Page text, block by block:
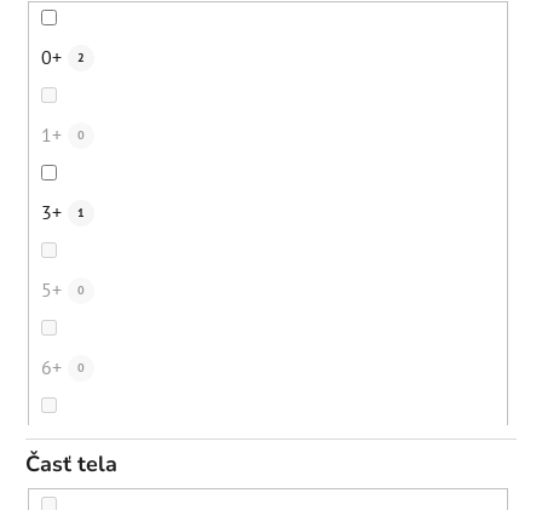
Suché vlasy
Bezpečné opálenie
Digitálne znečistenie
Mestské znečistenie
Starecké/pigmentové škvrny
Dehydrovaná pleť
Nežiadúce ochlpenie
Eliminácia čiernych bodiek
0+ 2
1+ 0
3+ 1
5+ 0
6+ 0
10+ 0
Časť tela